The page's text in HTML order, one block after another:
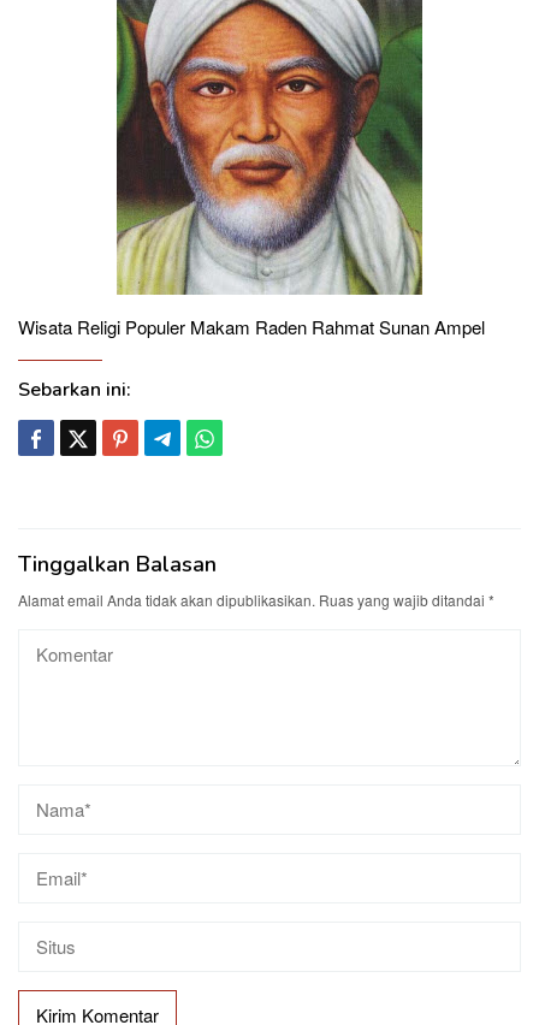
Wisata Religi Populer Makam Raden Rahmat Sunan Ampel
Sebarkan ini:
Tinggalkan Balasan
Alamat email Anda tidak akan dipublikasikan. Ruas yang wajib ditandai *